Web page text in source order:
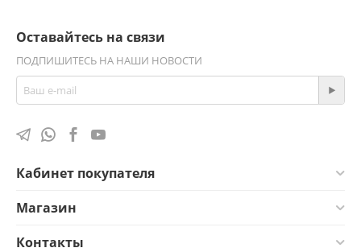
Оставайтесь на связи
ПОДПИШИТЕСЬ НА НАШИ НОВОСТИ
Кабинет покупателя
Магазин
Контакты